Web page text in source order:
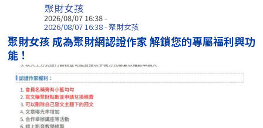
聚財女孩
2026/08/07 16:38 -
2026/08/07 16:38 - 聚財女孩
聚財女孩 成為聚財網認證作家 解鎖您的專屬福利與功
能！